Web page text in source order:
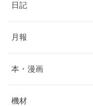
日記
月報
本・漫画
機材